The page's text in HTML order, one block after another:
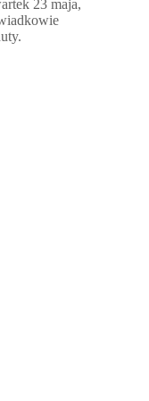
23 maja,